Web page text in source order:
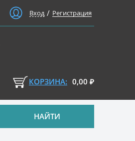
Вход / Регистрация
КОРЗИНА: 0,00 ₽
НАЙТИ